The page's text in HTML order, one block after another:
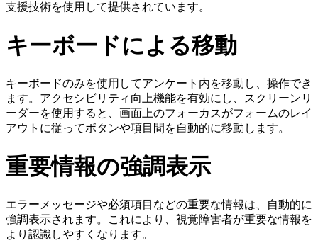
支援技術を使用して提供されています。
キーボードによる移動
キーボードのみを使用してアンケート内を移動し、操作でき
ます。アクセシビリティ向上機能を有効にし、スクリーンリ
ーダーを使用すると、画面上のフォーカスがフォームのレイ
アウトに従ってボタンや項目間を自動的に移動します。
重要情報の強調表示
エラーメッセージや必須項目などの重要な情報は、自動的に
強調表示されます。これにより、視覚障害者が重要な情報を
より認識しやすくなります。